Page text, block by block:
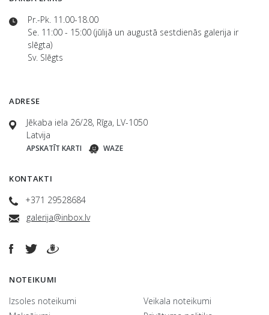
Pr.-Pk. 11.00-18.00
Se. 11:00 - 15:00 (jūlijā un augustā sestdienās galerija ir
slēgta)
Sv. Slēgts
ADRESE
Jēkaba iela 26/28, Rīga, LV-1050
Latvija
APSKATĪT KARTI WAZE
KONTAKTI
+371 29528684
galerija@inbox.lv
NOTEIKUMI
Izsoles noteikumi
Veikala noteikumi